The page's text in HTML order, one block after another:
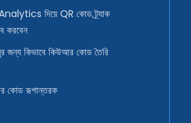
দিয়ে QR কোড ট্র্যাক
করবেন
জন্য কিভাবে কিউআর কোড তৈরি
কোড রূপান্তরক